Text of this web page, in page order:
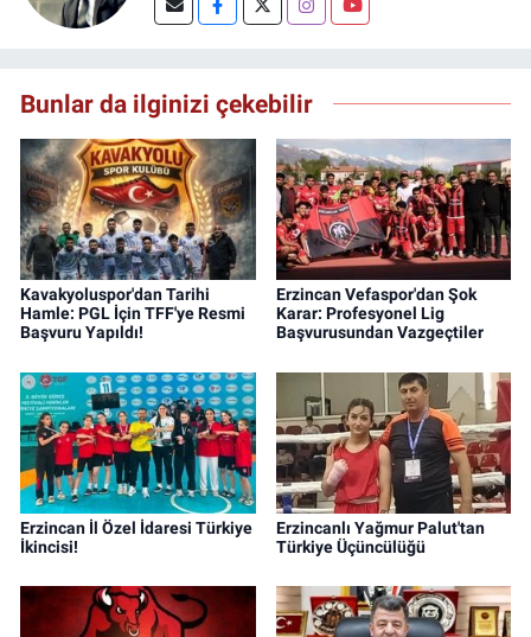
Bunlar da ilginizi çekebilir
Kavakyoluspor'dan Tarihi
Hamle: PGL İçin TFF'ye Resmi
Başvuru Yapıldı!
Erzincan Vefaspor'dan Şok
Karar: Profesyonel Lig
Başvurusundan Vazgeçtiler
Erzincan İl Özel İdaresi Türkiye
İkincisi!
Erzincanlı Yağmur Palut'tan
Türkiye Üçüncülüğü